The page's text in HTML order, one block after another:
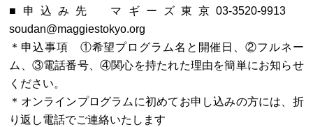
■申込み先 マギーズ東京03-3520-9913
soudan@maggiestokyo.org
＊申込事項 ①希望プログラム名と開催日、②フルネー
ム、③電話番号、④関心を持たれた理由を簡単にお知らせ
ください。
＊オンラインプログラムに初めてお申し込みの方には、折
り返し電話でご連絡いたします